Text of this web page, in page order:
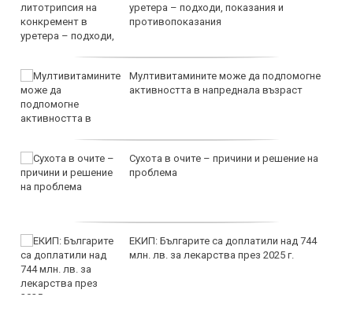
уретера – подходи, показания и
противопоказания
Мултивитамините може да подпомогне
активността в напреднала възраст
Сухота в очите – причини и решение на
проблема
ЕКИП: Българите са доплатили над 744
млн. лв. за лекарства през 2025 г.